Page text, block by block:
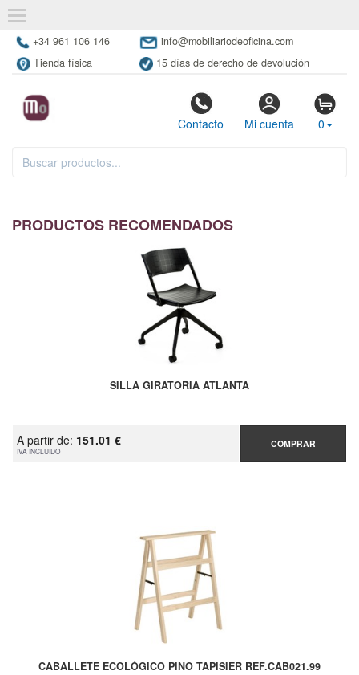
+34 961 106 146
info@mobiliariodeoficina.com
Tienda física
15 días de derecho de devolución
Contacto Mi cuenta 0
PRODUCTOS RECOMENDADOS
SILLA GIRATORIA ATLANTA
A partir de: 151.01 €
IVA INCLUIDO
COMPRAR
CABALLETE ECOLÓGICO PINO TAPISIER REF.CAB021.99